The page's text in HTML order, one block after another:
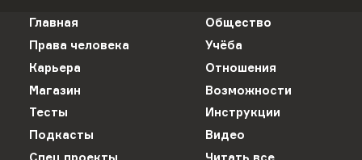
Главная
Общество
Права человека
Учёба
Карьера
Отношения
Магазин
Возможности
Тесты
Инструкции
Подкасты
Видео
Спец проекты
Читать все